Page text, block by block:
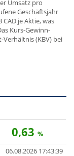
Umsatz pro
Geschäftsjahr
je Aktie, was
Kurs-Gewinn-
Verhältnis (KBV) bei
0,63 %
06.08.2026 17:43:39